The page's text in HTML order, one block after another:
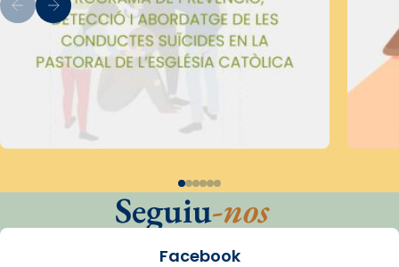
Seguiu-nos
Facebook